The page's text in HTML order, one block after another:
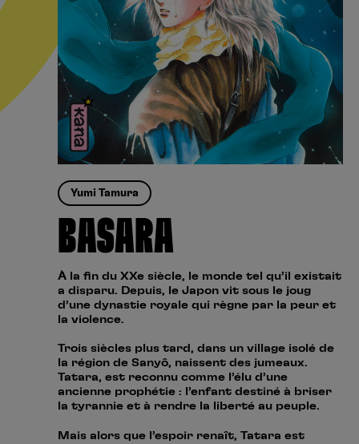
Yumi Tamura
BASARA
À la fin du XXe siècle, le monde tel qu’il existait
a disparu. Depuis, le Japon vit sous le joug
d’une dynastie royale qui règne par la peur et
la violence.
Trois siècles plus tard, dans un village isolé de
la région de Sanyô, naissent des jumeaux.
Tatara, est reconnu comme l’élu d’une
ancienne prophétie : l’enfant destiné à briser
la tyrannie et à rendre la liberté au peuple.
Mais alors que l’espoir renaît, Tatara est